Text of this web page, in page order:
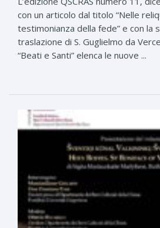
con un articolo dal titolo “Nelle
testimonianza della fede” e con la
traslazione di S. Guglielmo da
“Beati e Santi” elenca le nuove ...